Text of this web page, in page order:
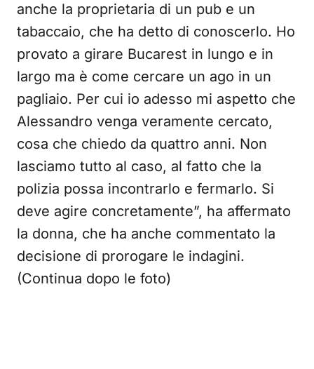
anche la proprietaria di un pub e un
tabaccaio, che ha detto di conoscerlo. Ho
provato a girare Bucarest in lungo e in
largo ma è come cercare un ago in un
pagliaio. Per cui io adesso mi aspetto che
Alessandro venga veramente cercato,
cosa che chiedo da quattro anni. Non
lasciamo tutto al caso, al fatto che la
polizia possa incontrarlo e fermarlo. Si
deve agire concretamente”, ha affermato
la donna, che ha anche commentato la
decisione di prorogare le indagini.
(Continua dopo le foto)